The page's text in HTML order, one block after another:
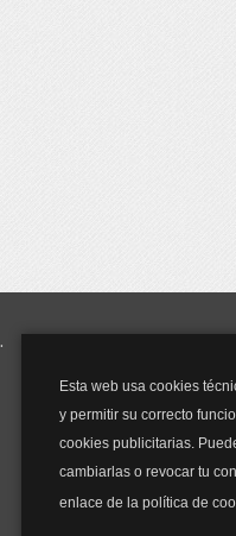
Esta web usa cookies
y permitir su correcto
cookies publicitarias.
cambiarlas o revocar tu
enlace de la política de
y
Bolsos
Bolsos